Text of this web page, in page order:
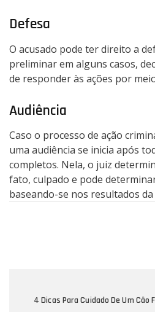
Defesa
O acusado pode ter direito a
preliminar em alguns casos,
de responder às ações por
Audiência
Caso o processo de ação
uma audiência se inicia após
completos. Nela, o juiz
fato, culpado e pode
baseando-se nos resultados da
Navigation
4 Dicas Para Cuidado De Um Cão